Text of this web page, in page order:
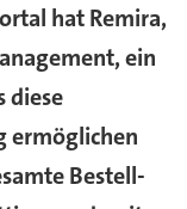
hat Remira,
ein
diese
ermöglichen
Bestell-